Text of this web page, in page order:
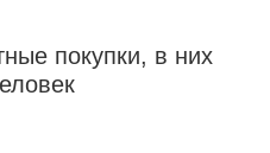
покупки, в них